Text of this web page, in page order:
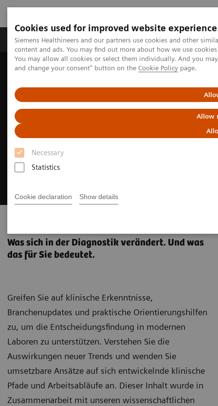
Cookies used for improved website experience
Siemens Healthineers and our partners use cookies and other
content and ads. You may find out more about how we use
You may allow all cookies or select them individually. And you
and change your consent" button on the Cookie Policy page.
Allow
Necessary
Statistics
Cookie declaration Show details
Produkte und Services Fachbereiche
Home Labordiagnostik Klinische Laborausbildung
Was sich in der Diagnostik verändert. Und was
das für Sie bedeutet.
Greifen Sie auf klinische Erkenntnisse,
Branchenupdates und praktische Orientierungshilfen
zu, um die Entscheidungsfindung in modernen
Laboren zu unterstützen. Verstehen Sie die
Auswirkungen neuer Trends und wenden Sie
umsetzbare Ansätze auf sich entwickelnde klinische
Pfade und Arbeitsabläufe an. Dieser Inhalt wurde in
Zusammenarbeit mit unseren wissenschaftlichen